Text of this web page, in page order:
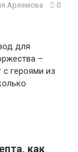
Арлемова 0
для
–
с героями из
как